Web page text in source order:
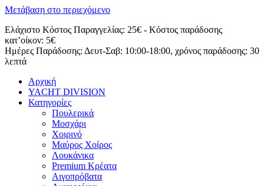
Μετάβαση στο περιεχόμενο
Ελάχιστο Κόστος Παραγγελίας: 25€ - Κόστος παράδοσης
κατ’οίκον: 5€
Ημέρες Παράδοσης: Δευτ-Σαβ: 10:00-18:00, χρόνος παράδοσης: 30
λεπτά
Αρχική
YACHT DIVISION
Κατηγορίες
Πουλερικά
Μοσχάρι
Χοιρινό
Μαύρος Χοίρος
Λουκάνικα
Premium Κρέατα
Αιγοπρόβατα